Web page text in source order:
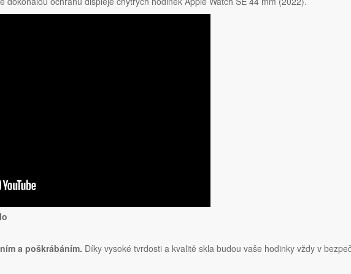
a poškrábáním. Díky vysoké tvrdosti a kvalitě skla budou vaše hodinky vždy v